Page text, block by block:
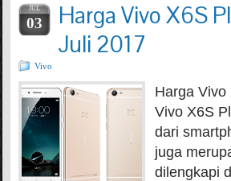
JUL
03
Harga Vivo X6S
Juli 2017
Vivo
Harga Vivo
Vivo X6S
dari
juga
dilengkapi